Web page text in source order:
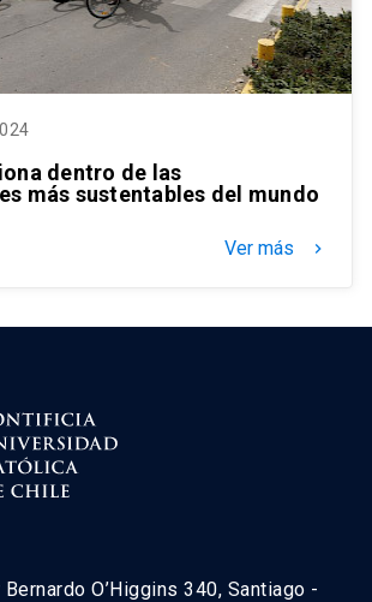
dentro de las
más sustentables del mundo
Ver más keyboard_arrow_right
O’Higgins 340, Santiago -